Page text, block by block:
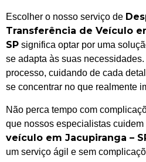
Escolher o nosso serviço de
Transferência de Veículo
SP significa optar por uma
se adapta às suas
processo, cuidando de cada
se concentrar no que realmente
Não perca tempo com
que nossos especialistas cuidem
veículo em Jacupiranga –
um serviço ágil e sem